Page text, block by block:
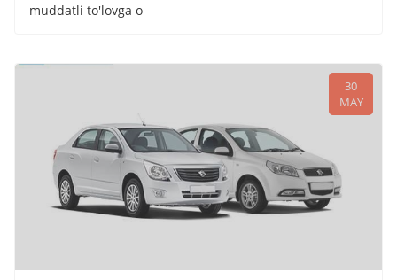
muddatli to'lovga o
30
MAY